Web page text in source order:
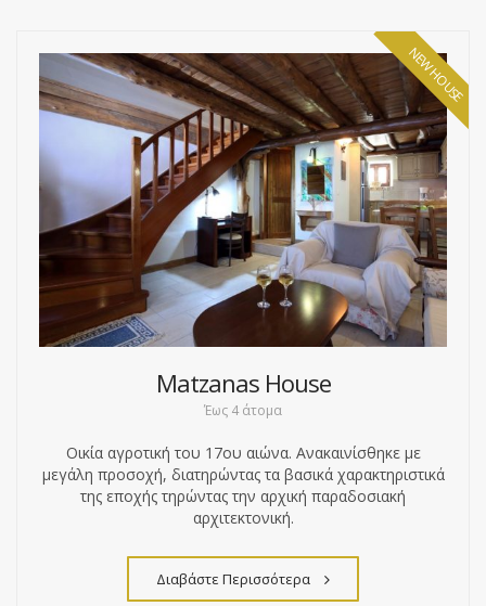
NEW HOUSE
Matzanas House
Έως 4 άτομα
Οικία αγροτική του 17ου αιώνα. Ανακαινίσθηκε με
μεγάλη προσοχή, διατηρώντας τα βασικά χαρακτηριστικά
της εποχής τηρώντας την αρχική παραδοσιακή
αρχιτεκτονική.
Διαβάστε Περισσότερα